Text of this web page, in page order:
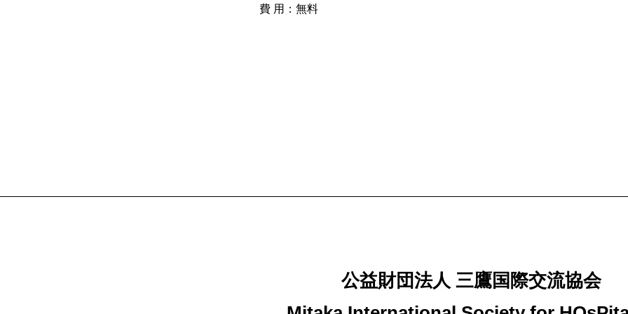
費 用：無料
公益財団法人 三鷹国際交流協会